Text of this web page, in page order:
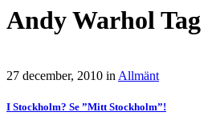
Andy Warhol Tag
27 december, 2010 in Allmänt
I Stockholm? Se ”Mitt Stockholm”!